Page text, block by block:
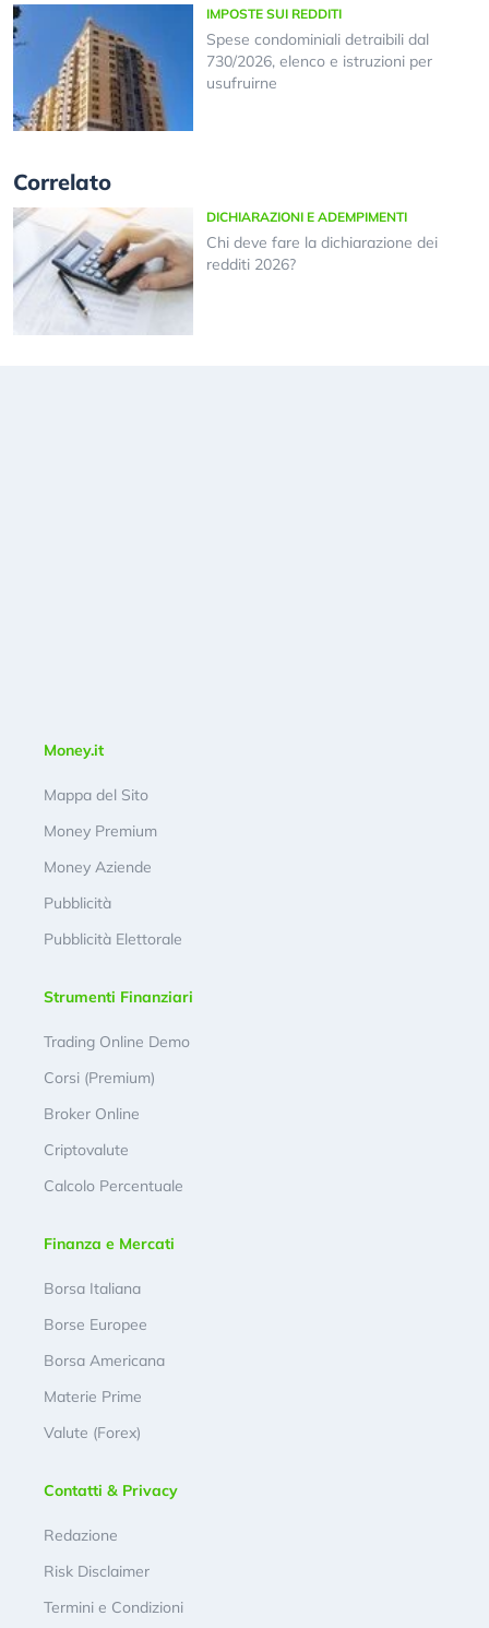
IMPOSTE SUI REDDITI
Spese condominiali detraibili dal
730/2026, elenco e istruzioni per
usufruirne
Correlato
DICHIARAZIONI E ADEMPIMENTI
Chi deve fare la dichiarazione dei
redditi 2026?
Money.it
Mappa del Sito
Money Premium
Money Aziende
Pubblicità
Pubblicità Elettorale
Strumenti Finanziari
Trading Online Demo
Corsi (Premium)
Broker Online
Criptovalute
Calcolo Percentuale
Finanza e Mercati
Borsa Italiana
Borse Europee
Borsa Americana
Materie Prime
Valute (Forex)
Contatti & Privacy
Redazione
Risk Disclaimer
Termini e Condizioni